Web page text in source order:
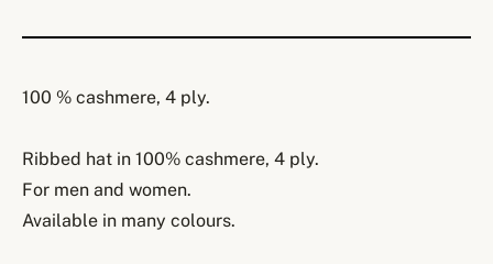
100 % cashmere, 4 ply.
Ribbed hat in 100% cashmere, 4 ply.
For men and women.
Available in many colours.